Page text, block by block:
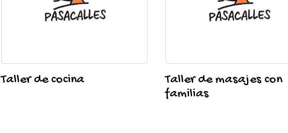
Taller de cocina
Taller de masajes con
familias